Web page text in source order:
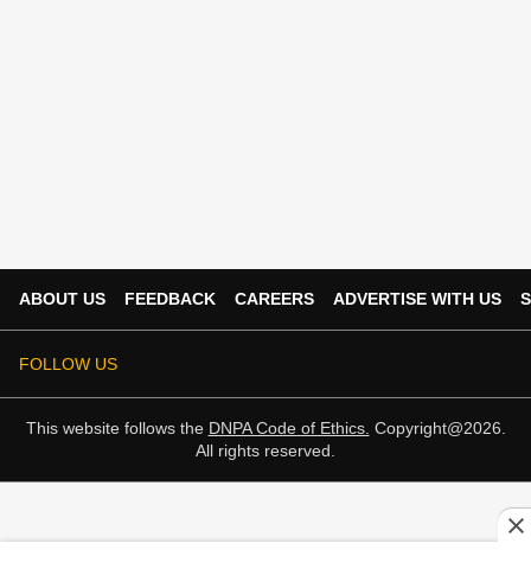
ABOUT US FEEDBACK CAREERS ADVERTISE WITH US
FOLLOW US
This website follows the DNPA Code of Ethics. Copyright@2026.
All rights reserved.